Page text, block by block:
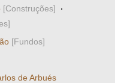
[Construções] ·
[Fundos]
de Arbués